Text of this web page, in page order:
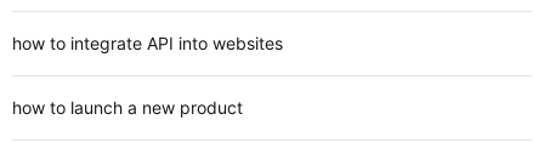
how to integrate API into websites
how to launch a new product